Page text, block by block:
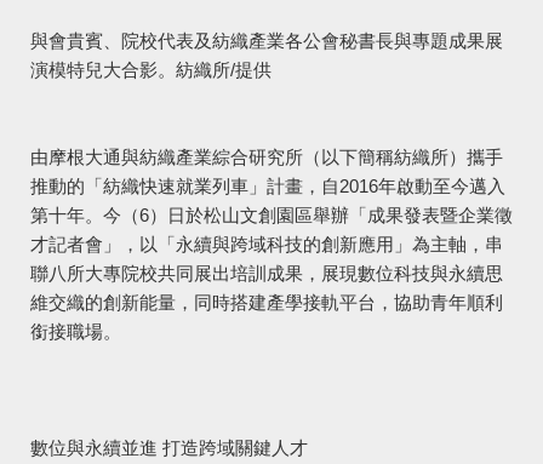
與會貴賓、院校代表及紡織產業各公會秘書長與專題成果展
演模特兒大合影。紡織所/提供
由摩根大通與紡織產業綜合研究所（以下簡稱紡織所）攜手
推動的「紡織快速就業列車」計畫，自2016年啟動至今邁入
第十年。今（6）日於松山文創園區舉辦「成果發表暨企業徵
才記者會」，以「永續與跨域科技的創新應用」為主軸，串
聯八所大專院校共同展出培訓成果，展現數位科技與永續思
維交織的創新能量，同時搭建產學接軌平台，協助青年順利
銜接職場。
數位與永續並進 打造跨域關鍵人才